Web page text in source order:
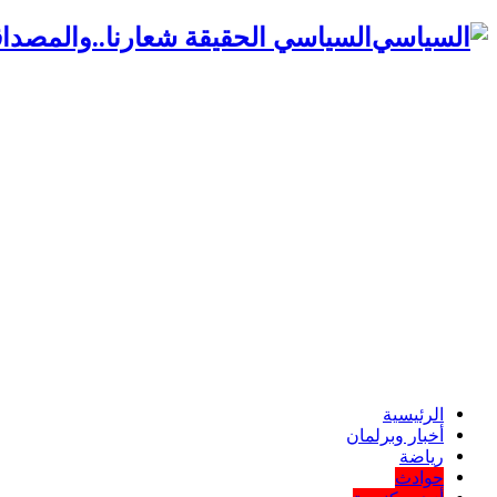
السياسي الحقيقة
الرئيسية
أخبار وبرلمان
رياضة
حوادث